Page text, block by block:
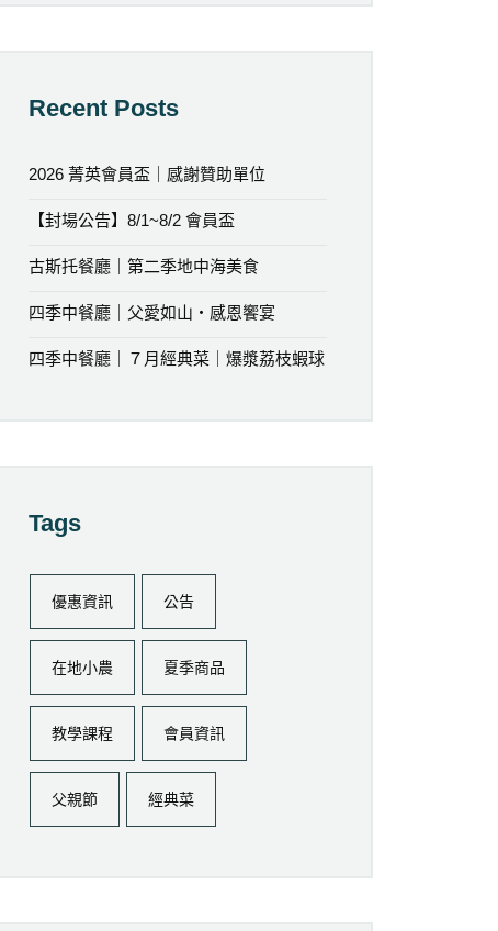
Recent Posts
2026 菁英會員盃｜感謝贊助單位
【封場公告】8/1~8/2 會員盃
古斯托餐廳｜第二季地中海美食
四季中餐廳｜父愛如山・感恩饗宴
四季中餐廳｜７月經典菜｜爆漿荔枝蝦球
Tags
優惠資訊 公告
在地小農 夏季商品
教學課程 會員資訊
父親節 經典菜